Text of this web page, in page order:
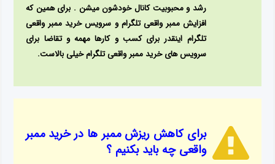
رشد و محبوبیت کانال خودشون میشن . برای همین که
افزایش ممبر واقعی تلگرام و سرویس خرید ممبر واقعی
تلگرام اینقدر برای کسب و کارها مهمه و تقاضا برای
سرویس های خرید ممبر واقعی تلگرام خیلی بالاست.
برای کاهش ریزش ممبر ها درخرید ممبر
واقعی چه باید بکنیم ؟